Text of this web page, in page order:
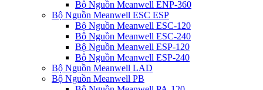
Bộ Nguồn Meanwell ENP-360
Bộ Nguồn Meanwell ESC ESP
Bộ Nguồn Meanwell ESC-120
Bộ Nguồn Meanwell ESC-240
Bộ Nguồn Meanwell ESP-120
Bộ Nguồn Meanwell ESP-240
Bộ Nguồn Meanwell LAD
Bộ Nguồn Meanwell PB